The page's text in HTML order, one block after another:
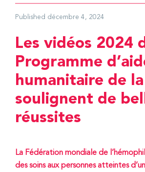
Published décembre 4, 2024
Les vidéos 2024
Programme
humanitaire de
soulignent de
réussites
La Fédération mondiale de
des soins aux personnes atteintes